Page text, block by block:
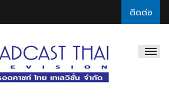
ติดต่อ